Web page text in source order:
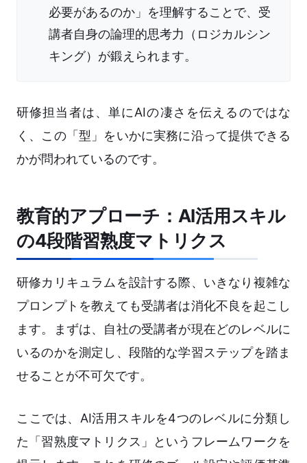
必要があるのか」を理解することで、受
講者自身の論理的思考力（ロジカルシン
キング）が鍛えられます。
研修担当者は、単にAIの凄さを伝えるのではな
く、この「型」をいかに実務に沿って提供できる
かが問われているのです。
教育的アプローチ：AI活用スキル
の4段階習熟度マトリクス
研修カリキュラムを設計する際、いきなり複雑な
プロンプトを教えても受講者は消化不良を起こし
ます。まずは、自社の受講者が現在どのレベルに
いるのかを測定し、段階的な学習ステップを踏ま
せることが不可欠です。
ここでは、AI活用スキルを4つのレベルに分類し
た「習熟度マトリクス」というフレームワークを